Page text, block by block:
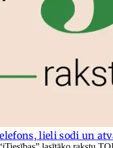
lieli sodi un